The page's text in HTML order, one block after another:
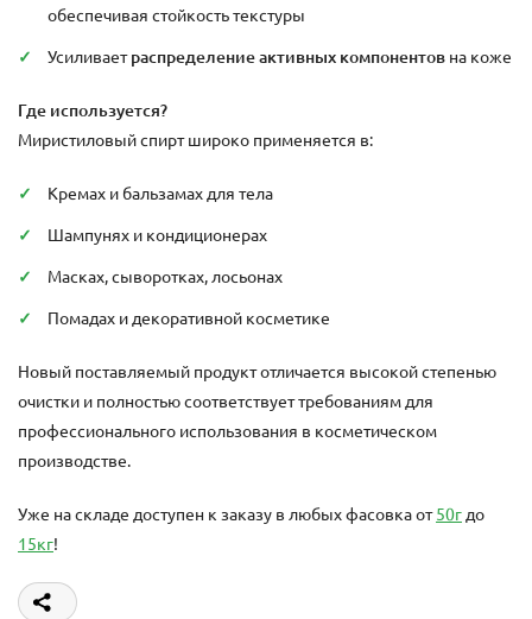
обеспечивая стойкость текстуры
Усиливаетраспределение активных компонентов на коже
Где используется?
Миристиловый спирт широко применяется в:
Кремах и бальзамах для тела
Шампунях и кондиционерах
Масках, сыворотках, лосьонах
Помадах и декоративной косметике
Новый поставляемый продукт отличается высокой степенью
очистки и полностью соответствует требованиям для
профессионального использования в косметическом
производстве.
Уже на складе доступен к заказу в любых фасовка от50г до
15кг!